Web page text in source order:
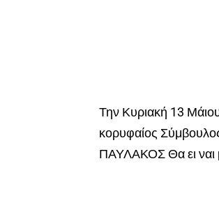
Την Κυριακή 13
κορυφαίος
ΠΑΥΛΑΚΟΣ Θα ει ναι